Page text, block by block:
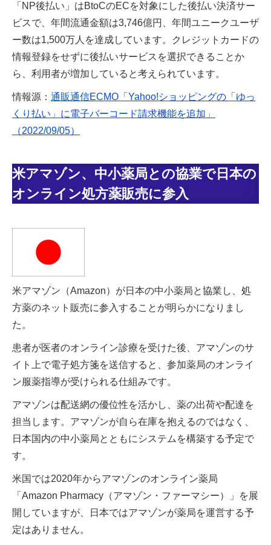
「NP後払い」はBtoCのECを対象にした後払い決済サー
ビスで、年間流通金額は3,746億円、年間ユニークユーザ
ー数は1,500万人を達成しています。クレジットカードの
情報登録をせずに後払いサービスを選択できることか
ら、利用者が増加していると考えられています。
情報源： 通販通信ECMO「Yahoo!ショッピングの「ゆっ
くり払い」に電子バーコード請求機能を追加」
（2022/09/05）
米アマゾン、中小薬局との協業で日本の
オンライン処方薬販売に参入
米アマゾン（Amazon）が日本の中小薬局と協業し、処
方薬のネット販売に参入することが明らかになりまし
た。
患者が医者のオンライン診療を受けた後、アマゾンのサ
イト上で電子処方箋を送信すると、参加薬局のオンライ
ン服薬指導が受けられる仕組みです。
アマゾンは配送網の優位性を活かし、薬の出荷や配達を
担当します。アマゾンが自ら在庫を抱えるのではなく、
日本国内の中小薬局とともにシステムを構築する予定で
す。
米国では2020年からアマゾンのオンライン薬局
「Amazon Pharmacy（アマゾン・ファーマシー）」を展
開していますが、日本ではアマゾンが薬局を運営する予
定はありません。